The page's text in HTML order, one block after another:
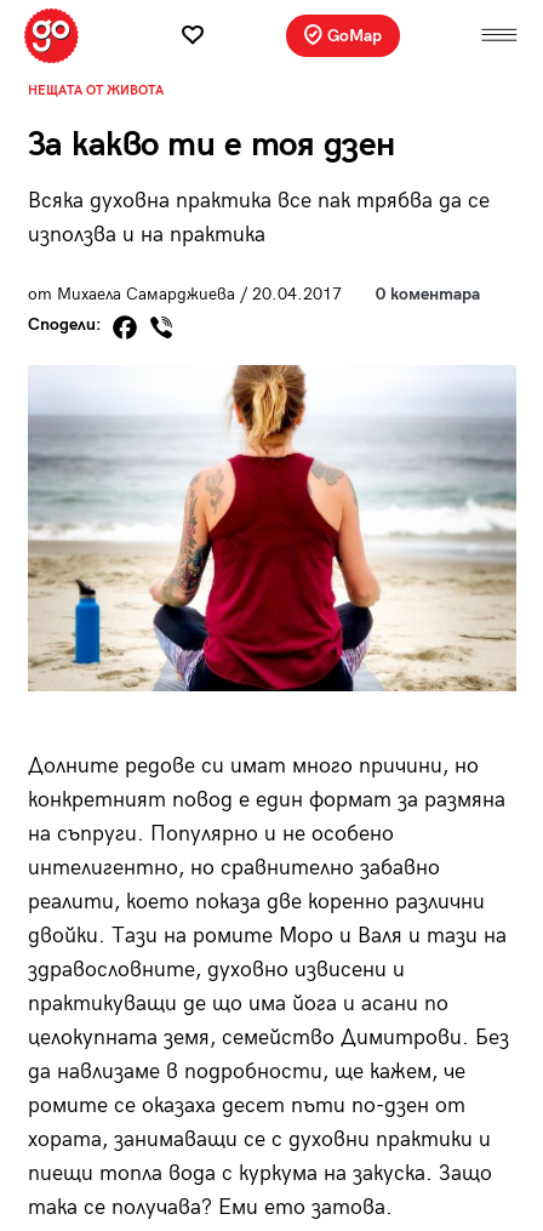
GoMap
НЕЩАТА ОТ ЖИВОТА
За какво ти е тоя дзен
Всяка духовна практика все пак трябва да се
използва и на практика
от Михаела Самарджиева / 20.04.2017
0 коментара
Сподели:
Долните редове си имат много причини, но
конкретният повод е един формат за размяна
на съпруги. Популярно и не особено
интелигентно, но сравнително забавно
реалити, което показа две коренно различни
двойки. Тази на ромите Моро и Валя и тази на
здравословните, духовно извисени и
практикуващи де що има йога и асани по
целокупната земя, семейство Димитрови. Без
да навлизаме в подробности, ще кажем, че
ромите се оказаха десет пъти по-дзен от
хората, занимаващи се с духовни практики и
пиещи топла вода с куркума на закуска. Защо
така се получава? Еми ето затова.